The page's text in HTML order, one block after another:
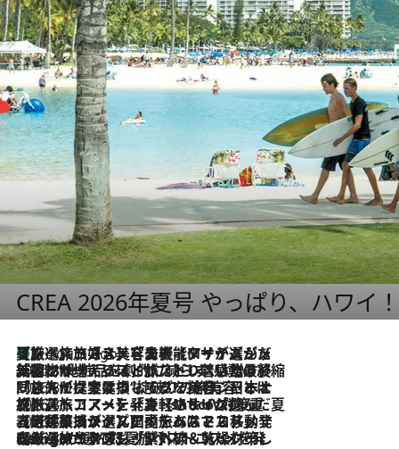
CREA 2026年夏号 やっぱり、ハワイ
2 Hours Ago
【厳選旅コスメ】「多機能アイテムがメイン！」旅好き美容エディターが選んだ夏旅ベストコスメを発表【Mサイズジップ】
2026.8.6
「荷物が増えるほど旅ストレスは増す」美容ジャーナリストがたどり着いた最終結論。“化粧品を劇的に減らす”感動の凝縮美容とは
2026.8.6
「旅先には金髪ウィッグを持参」日本と同じメイクでは損してる!? 美容ジャーナリストが提案する“掟破りの旅美容”とは
2026.8.6
【厳選旅コスメ】「身軽さ＆UV対策重視！」ヘアアーティストshucoが選んだ夏旅ベストコスメを発表【Mサイズジップ】
2026.8.5
【厳選旅コスメ】国内をあちこち移動する河井菜摘が選んだ夏旅ベストコスメ発表！「リラックスアイテムはマスト」【Mサイズジップ】
2026.8.4
【厳選旅コスメ】「紫外線＆乾燥対策しながらメイク感も！」ヘア＆メイクGeorgeが選んだ夏旅ベストコスメを発表！【Mサイズジップ】